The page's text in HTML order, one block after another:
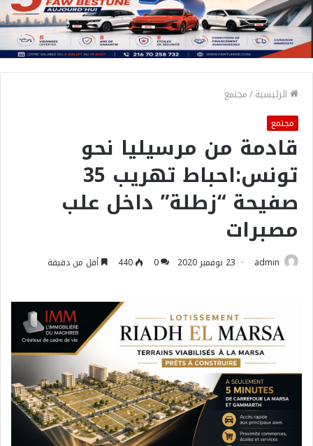
الرئيسية/مجتمع
مجتمع
قادمة من مرسيليا نحو
تونس:احباط تهريب 35
صفيحة “زطلة” داخل علب
مصبرات
admin 23 نوفمبر 2020 0
440 أقل من دقيقة